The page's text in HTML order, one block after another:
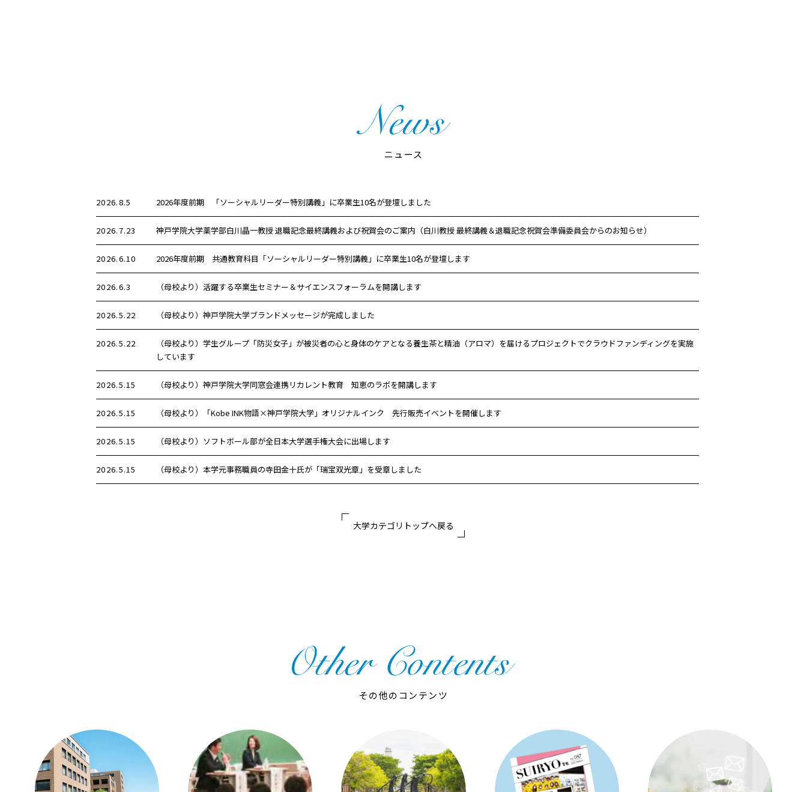
ニュース
2026.8.5 2026年度前期 「ソーシャルリーダー特別講義」に卒業生10名が登壇しました
2026.7.23 神戸学院大学薬学部白川晶一教授 退職記念最終講義および祝賀会のご案内（白川教授 最終講義＆退職記念祝賀会準備委員会からのお知らせ）
2026.6.10 2026年度前期 共通教育科目「ソーシャルリーダー特別講義」に卒業生10名が登壇します
2026.6.3 （母校より）活躍する卒業生セミナー＆サイエンスフォーラムを開講します
2026.5.22 （母校より）神戸学院大学ブランドメッセージが完成しました
2026.5.22
（母校より）学生グループ「防災女子」が被災者の心と身体のケアとなる養生茶と精油（アロマ）を届けるプロジェクトでクラウドファンディングを実施
しています
2026.5.15 （母校より）神戸学院大学同窓会連携リカレント教育 知恵のラボを開講します
2026.5.15 （母校より）「Kobe INK物語×神戸学院大学」オリジナルインク 先行販売イベントを開催します
2026.5.15 （母校より）ソフトボール部が全日本大学選手権大会に出場します
2026.5.15 （母校より）本学元事務職員の寺田金十氏が「瑞宝双光章」を受章しました
大学カテゴリトップへ戻る
その他のコンテンツ